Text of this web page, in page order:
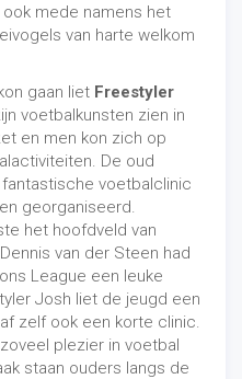
en
op onderstaande
mede namens het
van harte welkom
gaan liet Freestyler
voetbalkunsten zien in
en men kon zich op
De oud
voetbalclinic
georganiseerd.
het hoofdveld van
van der Steen had
League een leuke
Josh liet de jeugd een
zelf ook een korte clinic.
plezier in voetbal
staan ouders langs de